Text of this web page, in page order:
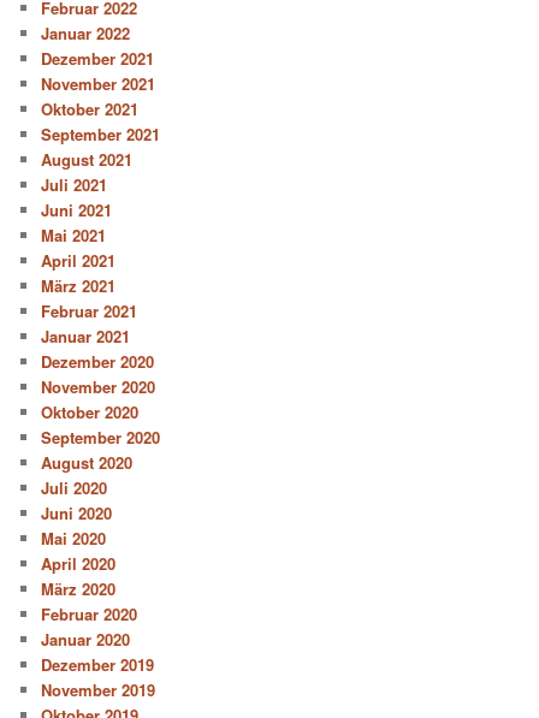
Februar 2022
Januar 2022
Dezember 2021
November 2021
Oktober 2021
September 2021
August 2021
Juli 2021
Juni 2021
Mai 2021
April 2021
März 2021
Februar 2021
Januar 2021
Dezember 2020
November 2020
Oktober 2020
September 2020
August 2020
Juli 2020
Juni 2020
Mai 2020
April 2020
März 2020
Februar 2020
Januar 2020
Dezember 2019
November 2019